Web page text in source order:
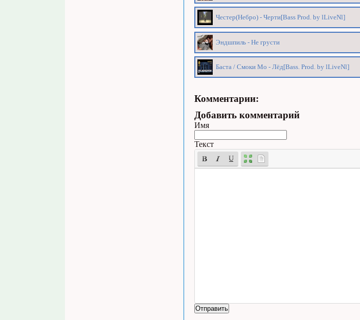
Честер(Небро) - Черти[Bass Prod. by lLiveNl]
Эндшпиль - Не грусти
Баста / Смоки Мо - Лёд[Bass. Prod. by lLiveNl]
Комментарии:
Добавить комментарий
Имя
Текст